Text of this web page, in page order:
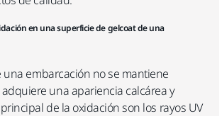
en una superficie de gelcoat de una
una embarcación no se mantiene
una apariencia calcárea y
de la oxidación son los rayos UV